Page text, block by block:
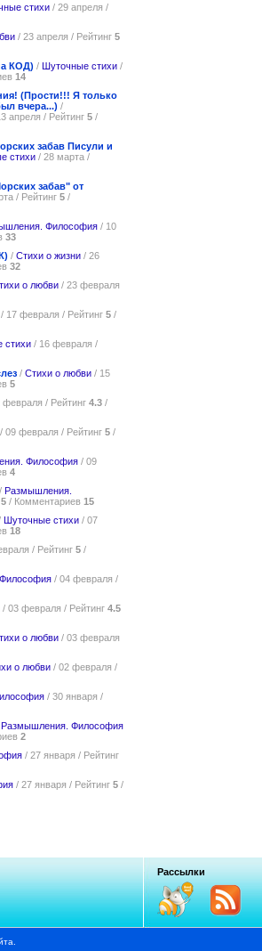
стихи / 29 апреля /
/ 23 апреля / Рейтинг 5
КОД) / Шуточные стихи /
14
(Прости!!! Я только
вчера...) /
апреля / Рейтинг 5 /
забав Писули и
стихи / 28 марта /
забав" от
/ Рейтинг 5 /
Философия / 10
33
/ Стихи о жизни / 26
32
о любви / 23 февраля
/ 17 февраля / Рейтинг 5 /
стихи / 16 февраля /
/ Стихи о любви / 15
5
февраля / Рейтинг 4.3 /
/ 09 февраля / Рейтинг 5 /
Философия / 09
4
/ Размышления.
5 / Комментариев 15
Шуточные стихи / 07
18
/ Рейтинг 5 /
/ 04 февраля /
/ 03 февраля / Рейтинг 4.5
о любви / 03 февраля
о любви / 02 февраля /
/ 30 января /
Размышления. Философия
2
/ 27 января / Рейтинг
/ 27 января / Рейтинг 5 /
Рассылки